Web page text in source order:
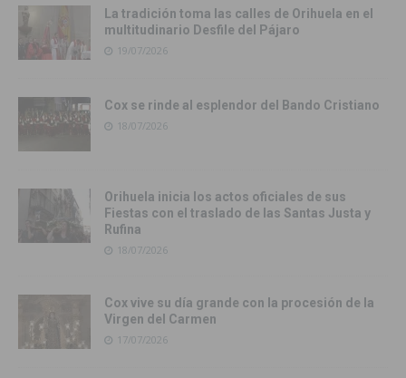
La tradición toma las calles de Orihuela en el
multitudinario Desfile del Pájaro
19/07/2026
Cox se rinde al esplendor del Bando Cristiano
18/07/2026
Orihuela inicia los actos oficiales de sus
Fiestas con el traslado de las Santas Justa y
Rufina
18/07/2026
Cox vive su día grande con la procesión de la
Virgen del Carmen
17/07/2026